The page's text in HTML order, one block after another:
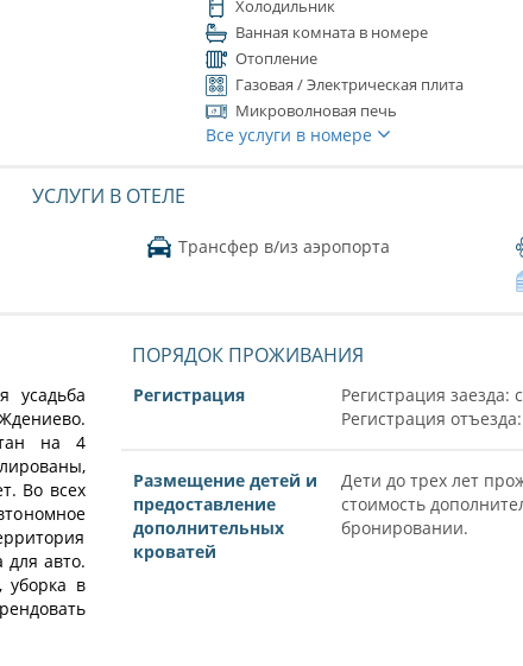
Холодильник
Ванная комната в номере
Отопление
Газовая / Электрическая плита
Микроволновая печь
Все услуги в номере
УСЛУГИ В ОТЕЛЕ
Трансфер в/из аэропорта
усадьба
на 4
Во всех
для авто.
уборка в
ПОРЯДОК ПРОЖИВАНИЯ
Регистрация
Регистрация заезда:
Регистрация
Размещение детей и
предоставление
дополнительных
кроватей
Дети до трех лет
стоимость
бронировании.